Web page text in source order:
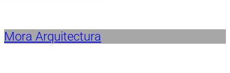
Mora Arquitectura